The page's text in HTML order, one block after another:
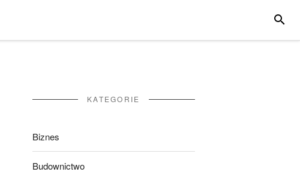
KATEGORIE
Biznes
Budownictwo